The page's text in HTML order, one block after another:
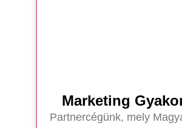
Marketing
Partnercégünk, mely